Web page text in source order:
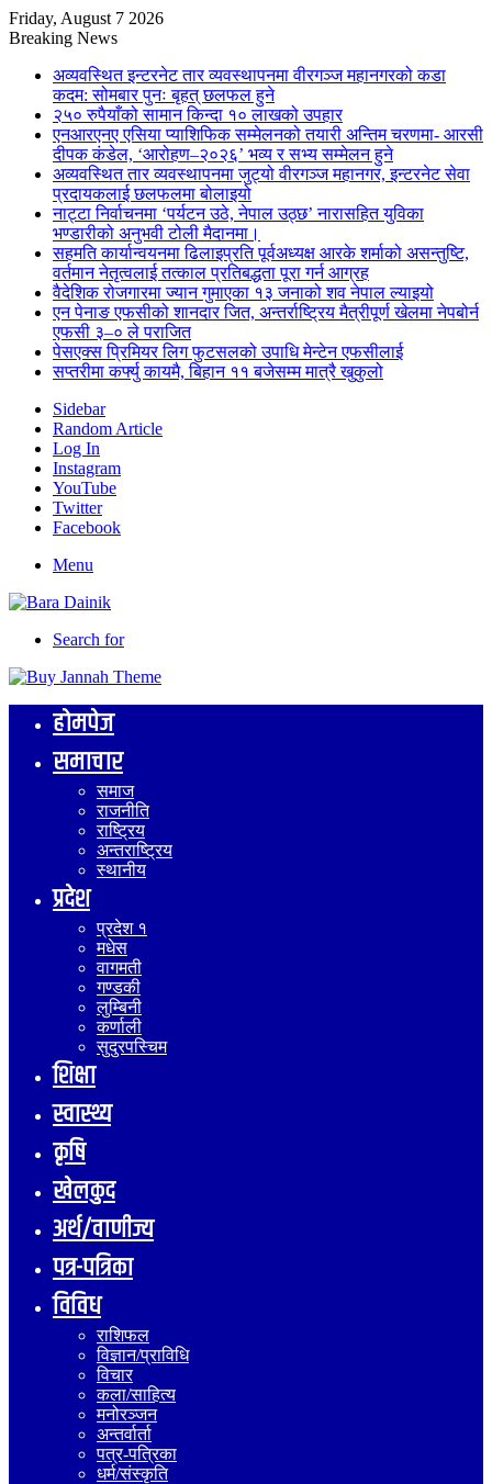
Friday, August 7 2026
Breaking News
अव्यवस्थित इन्टरनेट तार व्यवस्थापनमा वीरगञ्ज महानगरको कडा
कदम: सोमबार पुनः बृहत् छलफल हुने
२५० रुपैयाँको सामान किन्दा १० लाखको उपहार
एनआरएनए एसिया प्याशिफिक सम्मेलनको तयारी अन्तिम चरणमा- आरसी
दीपक कंडेल, ‘आरोहण–२०२६’ भव्य र सभ्य सम्मेलन हुने
अव्यवस्थित तार व्यवस्थापनमा जुट्यो वीरगञ्ज महानगर, इन्टरनेट सेवा
प्रदायकलाई छलफलमा बोलाइयो
नाट्टा निर्वाचनमा ‘पर्यटन उठे, नेपाल उठ्छ’ नारासहित युविका
भण्डारीको अनुभवी टोली मैदानमा।
सहमति कार्यान्वयनमा ढिलाइप्रति पूर्वअध्यक्ष आरके शर्माको असन्तुष्टि,
वर्तमान नेतृत्वलाई तत्काल प्रतिबद्धता पूरा गर्न आग्रह
वैदेशिक रोजगारमा ज्यान गुमाएका १३ जनाको शव नेपाल ल्याइयो
एन पेनाङ एफसीको शानदार जित, अन्तर्राष्ट्रिय मैत्रीपूर्ण खेलमा नेपबोर्न
एफसी ३–० ले पराजित
पेसएक्स प्रिमियर लिग फुटसलको उपाधि मेन्टेन एफसीलाई
सप्तरीमा कर्फ्यु कायमै, बिहान ११ बजेसम्म मात्रै खुकुलो
Sidebar
Random Article
Log In
Instagram
YouTube
Twitter
Facebook
Menu
Search for
होमपेज
समाचार
समाज
राजनीति
राष्ट्रिय
अन्तराष्ट्रिय
स्थानीय
प्रदेश
प्रदेश १
मधेस
वागमती
गण्डकी
लुम्बिनी
कर्णाली
सुदुरपस्चिम
शिक्षा
स्वास्थ्य
कृषि
खेलकुद
अर्थ/वाणीज्य
पत्र-पत्रिका
विविध
राशिफल
विज्ञान/प्राविधि
विचार
कला/साहित्य
मनोरञ्जन
अन्तर्वार्ता
पत्र-पत्रिका
धर्म/संस्कृति